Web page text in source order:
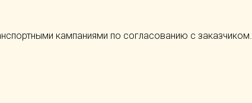
кампаниями по согласованию с заказчиком.